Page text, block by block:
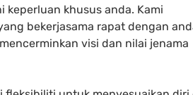
keperluan khusus anda. Kami
bekerjasama rapat dengan
visi dan nilai jenama